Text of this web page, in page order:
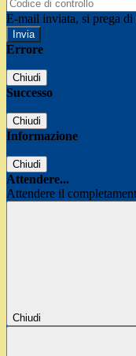
E-mail inviata, si prega di
Errore
Chiudi
Successo
Chiudi
Informazione
Chiudi
Attendere...
Attendere il
Chiudi